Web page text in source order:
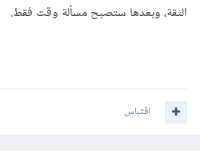
الثقة، وبعدها ستصبح مسألة وقت فقط.
اقتباس